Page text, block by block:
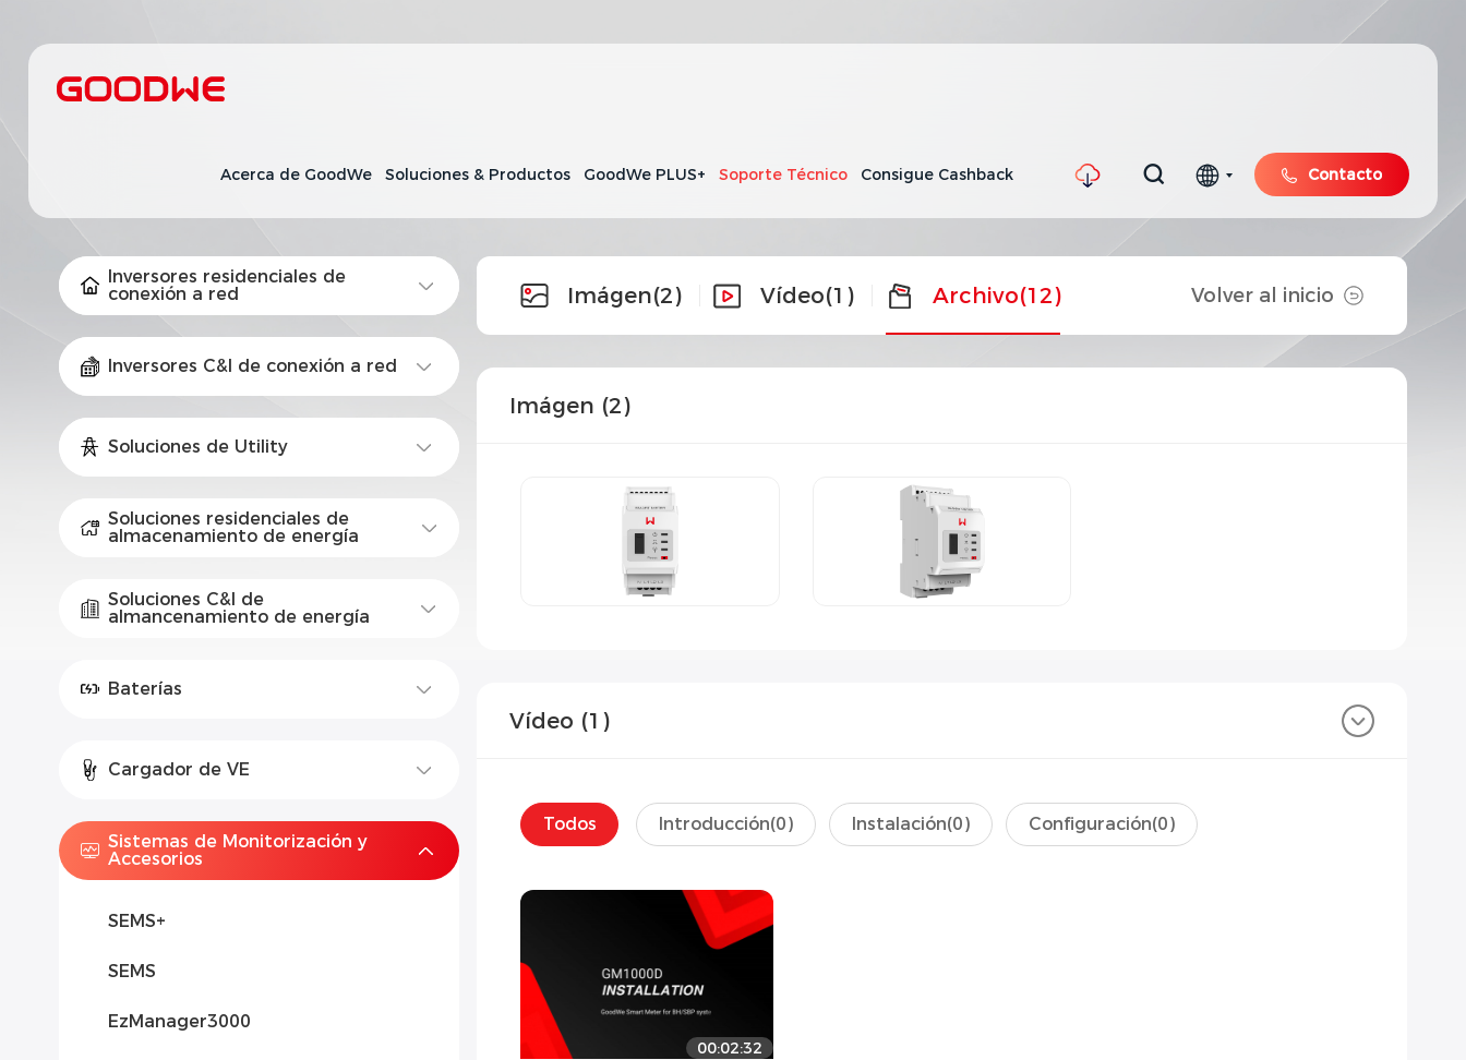
Acerca de GoodWe Soluciones & Productos GoodWe PLUS+ Soporte Técnico Consigue Cashback Contacto
Inversores residenciales de
conexión a red
Inversores C&I de conexión a red
Soluciones de Utility
Soluciones residenciales de
almacenamiento de energía
Soluciones C&I de
almancenamiento de energía
Baterías
Cargador de VE
Sistemas de Monitorización y
Accesorios
SEMS+
SEMS
EzManager3000
Imágen(2) Vídeo(1) Archivo(12) Volver al inicio
Imágen (2)
Vídeo (1 )
Todos Introducción(0) Instalación(0) Configuración(0)
00:02:32